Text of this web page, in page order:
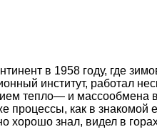
в 1958 году, где
институт, работал
тепло— и массообмена
процессы, как в
хорошо знал, видел в